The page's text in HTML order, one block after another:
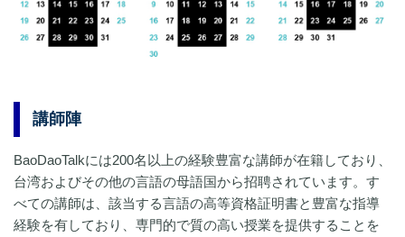
講師陣
BaoDaoTalkには200名以上の経験豊富な講師が在籍しており、
台湾およびその他の言語の母語国から招聘されています。す
べての講師は、該当する言語の高等資格証明書と豊富な指導
経験を有しており、専門的で質の高い授業を提供することを